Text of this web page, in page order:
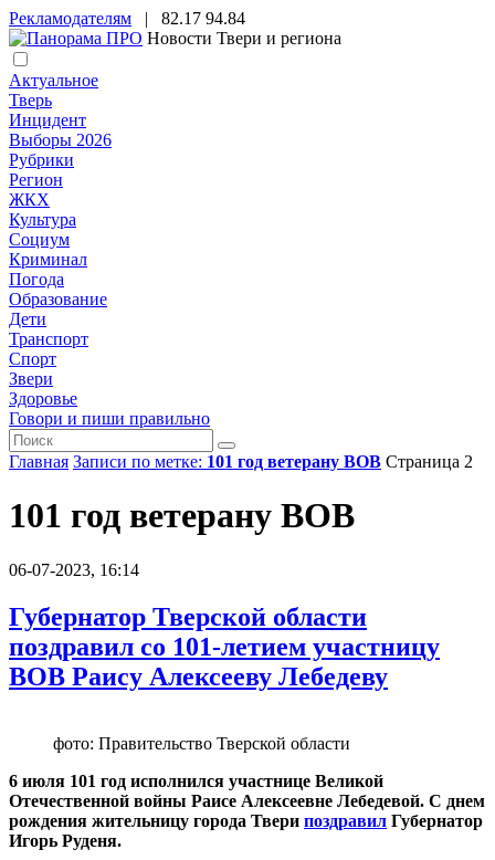
Рекламодателям | 82.17 94.84
Новости Твери и региона
Актуальное
Тверь
Инцидент
Выборы 2026
Рубрики
Регион
ЖКХ
Культура
Социум
Криминал
Погода
Образование
Дети
Транспорт
Спорт
Звери
Здоровье
Говори и пиши правильно
Главная Записи по метке: 101 год ветерану ВОВ Страница 2
101 год ветерану ВОВ
06-07-2023, 16:14
Губернатор Тверской области
поздравил со 101-летием участницу
ВОВ Раису Алексееву Лебедеву
фото: Правительство Тверской области
6 июля 101 год исполнился участнице Великой
Отечественной войны Раисе Алексеевне Лебедевой. С днем
рождения жительницу города Твери поздравил Губернатор
Игорь Руденя.